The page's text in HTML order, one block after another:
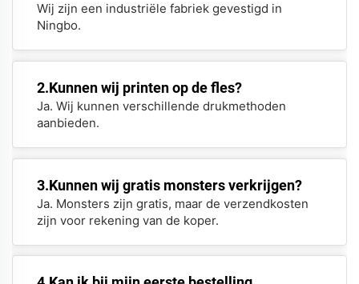
Wij zijn een industriële fabriek gevestigd in
Ningbo.
2.Kunnen wij printen op de fles?
Ja. Wij kunnen verschillende drukmethoden
aanbieden.
3.Kunnen wij gratis monsters verkrijgen?
Ja. Monsters zijn gratis, maar de verzendkosten
zijn voor rekening van de koper.